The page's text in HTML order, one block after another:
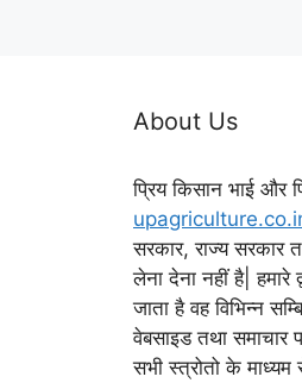
About Us
प्रिय किसान भाई और
सरकार, राज्य सरकार
लेना देना नहीं है| हमारे
जाता है वह विभिन्न
वेबसाइड तथा समाचार
सभी स्त्रोतो के